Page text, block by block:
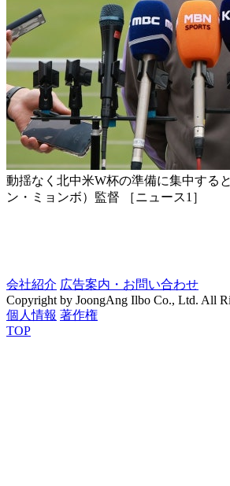
動揺なく北中米W杯の準備に集中する
ン・ミョンボ）監督 ［ニュース1］
会社紹介 広告案内・お問い合わせ
Copyright by JoongAng Ilbo Co., Ltd. All
個人情報 著作権
TOP